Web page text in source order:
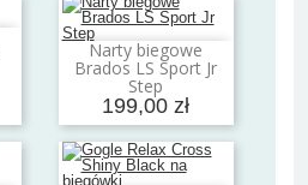
Narty biegowe
Brados LS Sport Jr
Step
199,00 zł
Dodaj do koszyka